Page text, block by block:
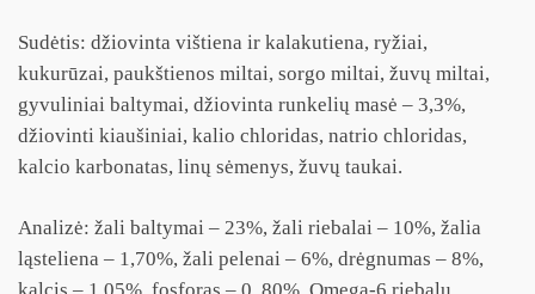
Sudėtis: džiovinta vištiena ir kalakutiena, ryžiai,
kukurūzai, paukštienos miltai, sorgo miltai, žuvų miltai,
gyvuliniai baltymai, džiovinta runkelių masė – 3,3%,
džiovinti kiaušiniai, kalio chloridas, natrio chloridas,
kalcio karbonatas, linų sėmenys, žuvų taukai.
Analizė: žali baltymai – 23%, žali riebalai – 10%, žalia
ląsteliena – 1,70%, žali pelenai – 6%, drėgnumas – 8%,
kalcis – 1,05%, fosforas – 0, 80%, Omega-6 riebalų